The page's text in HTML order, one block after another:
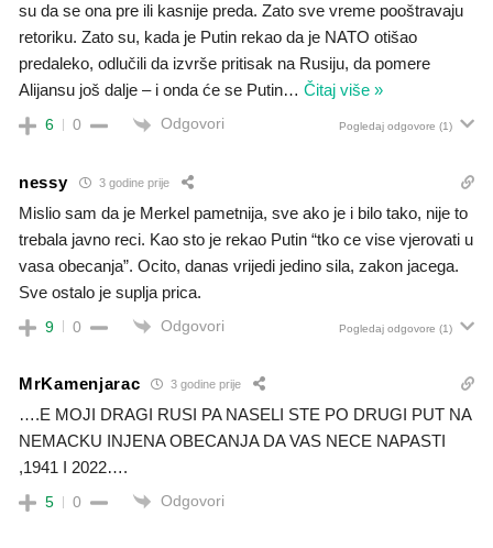
su da se ona pre ili kasnije preda. Zato sve vreme pooštravaju
retoriku. Zato su, kada je Putin rekao da je NATO otišao
predaleko, odlučili da izvrše pritisak na Rusiju, da pomere
Alijansu još dalje – i onda će se Putin… Čitaj više »
6 0 Odgovori Pogledaj odgovore (1)
nessy 3 godine prije
Mislio sam da je Merkel pametnija, sve ako je i bilo tako, nije to
trebala javno reci. Kao sto je rekao Putin “tko ce vise vjerovati u
vasa obecanja”. Ocito, danas vrijedi jedino sila, zakon jacega.
Sve ostalo je suplja prica.
9 0 Odgovori Pogledaj odgovore (1)
MrKamenjarac 3 godine prije
….E MOJI DRAGI RUSI PA NASELI STE PO DRUGI PUT NA
NEMACKU INJENA OBECANJA DA VAS NECE NAPASTI
,1941 I 2022….
5 0 Odgovori